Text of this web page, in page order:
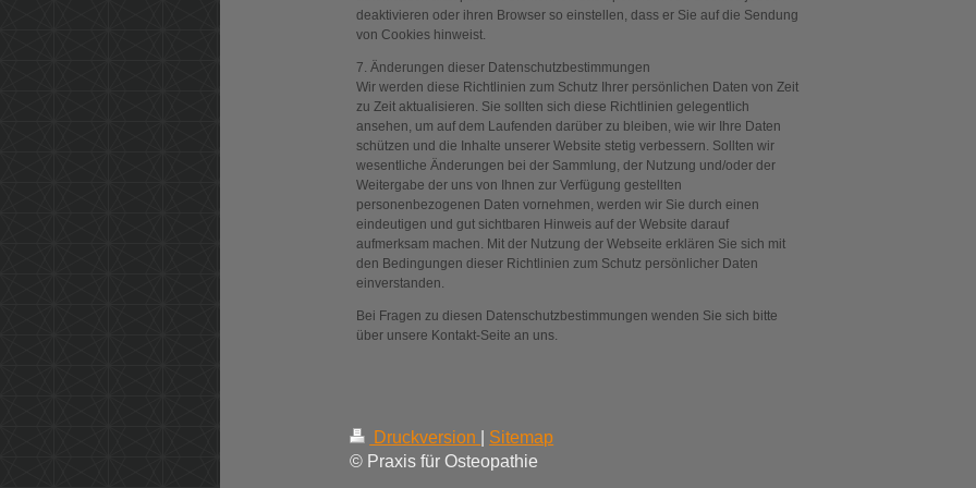
deaktivieren oder ihren Browser so einstellen, dass er Sie auf die Sendung
von Cookies hinweist.
7. Änderungen dieser Datenschutzbestimmungen
Wir werden diese Richtlinien zum Schutz Ihrer persönlichen Daten von Zeit
zu Zeit aktualisieren. Sie sollten sich diese Richtlinien gelegentlich
ansehen, um auf dem Laufenden darüber zu bleiben, wie wir Ihre Daten
schützen und die Inhalte unserer Website stetig verbessern. Sollten wir
wesentliche Änderungen bei der Sammlung, der Nutzung und/oder der
Weitergabe der uns von Ihnen zur Verfügung gestellten
personenbezogenen Daten vornehmen, werden wir Sie durch einen
eindeutigen und gut sichtbaren Hinweis auf der Website darauf
aufmerksam machen. Mit der Nutzung der Webseite erklären Sie sich mit
den Bedingungen dieser Richtlinien zum Schutz persönlicher Daten
einverstanden.
Bei Fragen zu diesen Datenschutzbestimmungen wenden Sie sich bitte
über unsere Kontakt-Seite an uns.
Druckversion | Sitemap
© Praxis für Osteopathie